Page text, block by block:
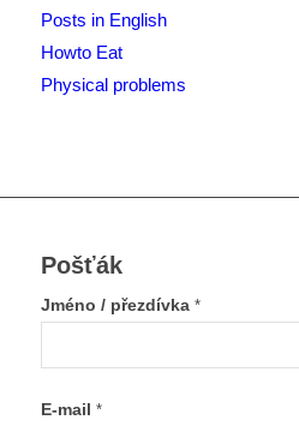
Posts in English
Howto Eat
Physical problems
Pošťák
Jméno / přezdívka *
E-mail *